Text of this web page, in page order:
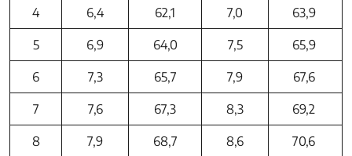
4 6,4 62,1 7,0 63,9
5 6,9 64,0 7,5 65,9
6 7,3 65,7 7,9 67,6
7 7,6 67,3 8,3 69,2
8 7,9 68,7 8,6 70,6